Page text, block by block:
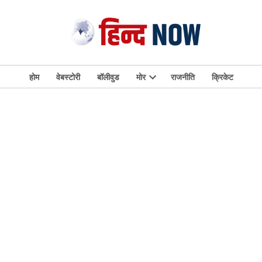
होम वेबस्टोरी बॉलीवुड मोर
Open
राजनीति क्रिकेट